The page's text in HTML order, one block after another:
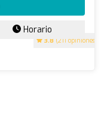
3.8 (211 opiniones)
Horario